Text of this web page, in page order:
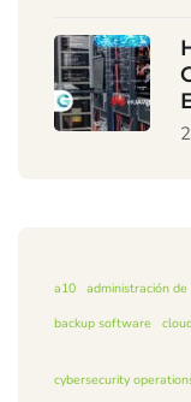
a10 administración de
backup software
cybersecurity